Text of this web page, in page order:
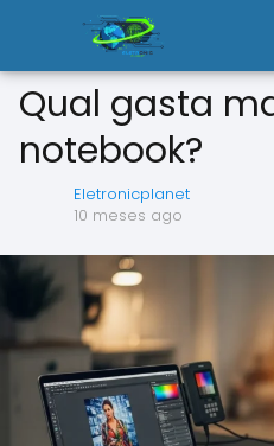
Qual gasta
notebook?
Eletronicplanet
10 meses ago